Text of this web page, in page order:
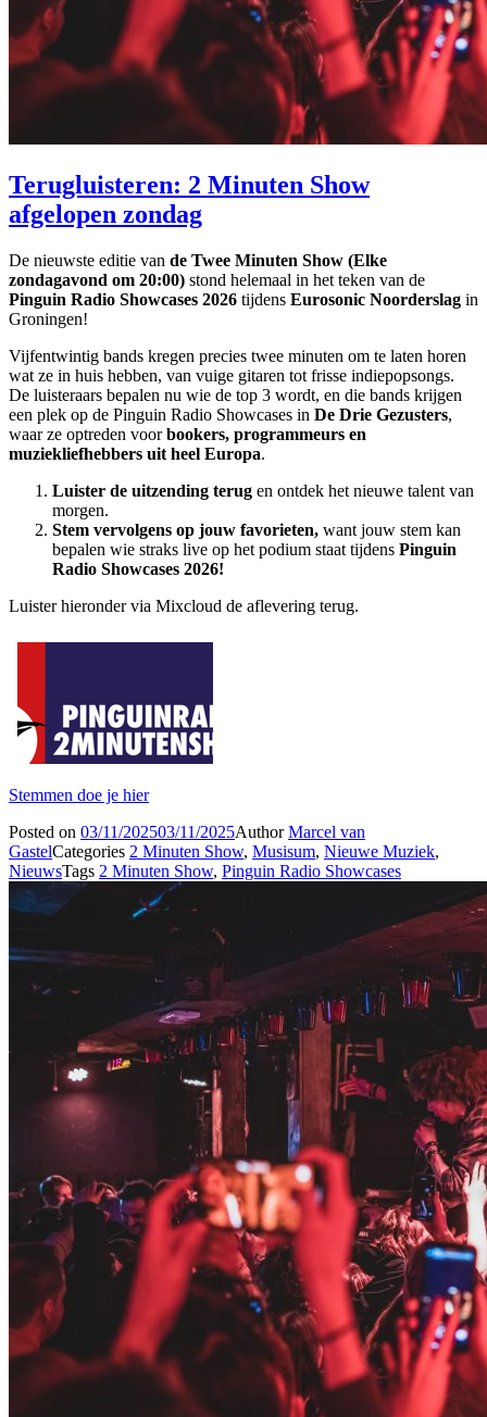
Terugluisteren: 2 Minuten Show
afgelopen zondag
De nieuwste editie van de Twee Minuten Show (Elke
zondagavond om 20:00) stond helemaal in het teken van de
Pinguin Radio Showcases 2026 tijdens Eurosonic Noorderslag in
Groningen!
Vijfentwintig bands kregen precies twee minuten om te laten horen
wat ze in huis hebben, van vuige gitaren tot frisse indiepopsongs.
De luisteraars bepalen nu wie de top 3 wordt, en die bands krijgen
een plek op de Pinguin Radio Showcases in De Drie Gezusters,
waar ze optreden voorbookers, programmeurs en
muziekliefhebbers uit heel Europa.
Luister de uitzending terug en ontdek het nieuwe talent van
morgen.
Stem vervolgens op jouw favorieten, want jouw stem kan
bepalen wie straks live op het podium staat tijdens Pinguin
Radio Showcases 2026!
Luister hieronder via Mixcloud de aflevering terug.
Stemmen doe je hier
Posted on 03/11/202503/11/2025AuthorMarcel van
GastelCategories 2 Minuten Show, Musisum, Nieuwe Muziek,
NieuwsTags 2 Minuten Show, Pinguin Radio Showcases